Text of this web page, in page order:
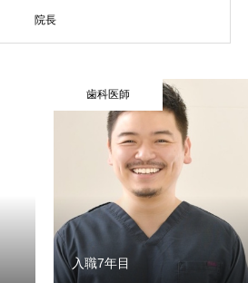
院長
歯科医師
入職7年目